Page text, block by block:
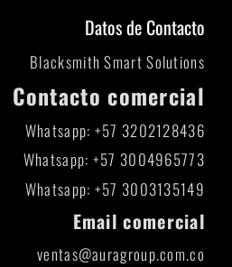
Datos de Contacto
Blacksmith Smart Solutions
Contacto comercial
Whatsapp: +57 3202128436
Whatsapp: +57 3004965773
Whatsapp: +57 3003135149
Email comercial
ventas@auragroup.com.co